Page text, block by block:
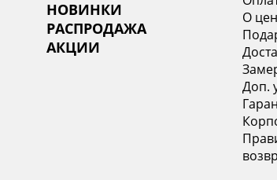
НОВИНКИ
РАСПРОДАЖА
АКЦИИ
О
Доп.